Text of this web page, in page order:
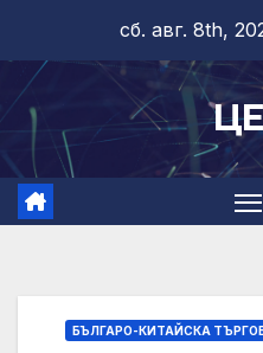
content
сб. авг. 8th,
БЪЛГАРО-КИТАЙСКА